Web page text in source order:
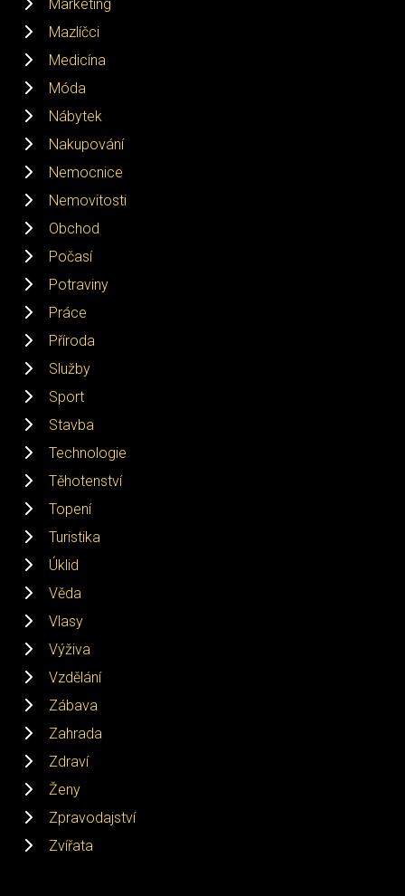
Marketing
Mazlíčci
Medicína
Móda
Nábytek
Nakupování
Nemocnice
Nemovitosti
Obchod
Počasí
Potraviny
Práce
Příroda
Služby
Sport
Stavba
Technologie
Těhotenství
Topení
Turistika
Úklid
Věda
Vlasy
Výživa
Vzdělání
Zábava
Zahrada
Zdraví
Ženy
Zpravodajství
Zvířata